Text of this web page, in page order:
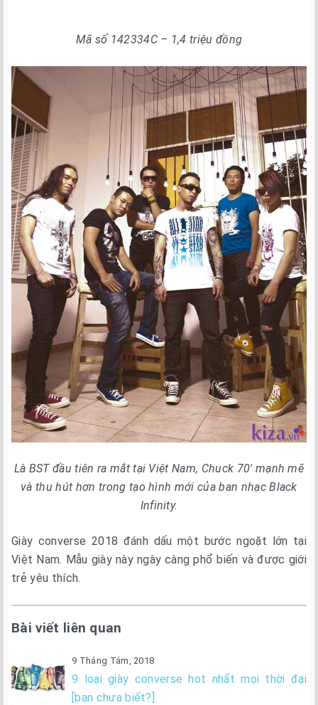
Mã số 142334C – 1,4 triệu đồng
Là BST đầu tiên ra mắt tại Việt Nam, Chuck 70′ mạnh mẽ
và thu hút hơn trong tạo hình mới của ban nhạc Black
Infinity.
Giày converse 2018 đánh dấu một bước ngoặt lớn tại
Việt Nam. Mẫu giày này ngày càng phổ biến và được giới
trẻ yêu thích.
Bài viết liên quan
9 Tháng Tám, 2018
9 loại giày converse hot nhất mọi thời đại
[bạn chưa biết?]